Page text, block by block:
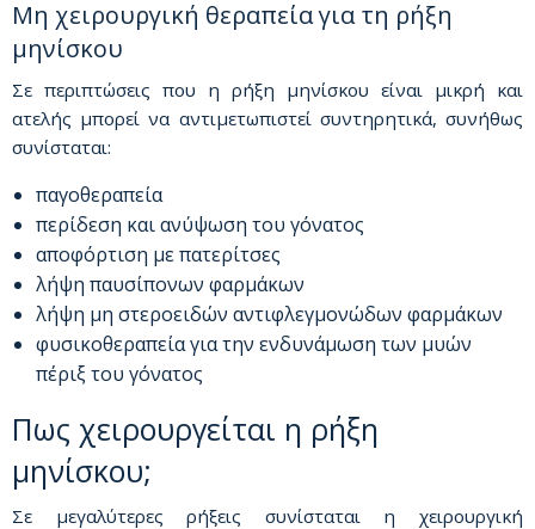
Μη χειρουργική θεραπεία για τη ρήξη
μηνίσκου
Σε περιπτώσεις που η ρήξη μηνίσκου είναι μικρή και
ατελής μπορεί να αντιμετωπιστεί συντηρητικά, συνήθως
συνίσταται:
παγοθεραπεία
περίδεση και ανύψωση του γόνατος
αποφόρτιση με πατερίτσες
λήψη παυσίπονων φαρμάκων
λήψη μη στεροειδών αντιφλεγμονώδων φαρμάκων
φυσικοθεραπεία για την ενδυνάμωση των μυών
πέριξ του γόνατος
Πως χειρουργείται η ρήξη
μηνίσκου;
Σε μεγαλύτερες ρήξεις συνίσταται η χειρουργική